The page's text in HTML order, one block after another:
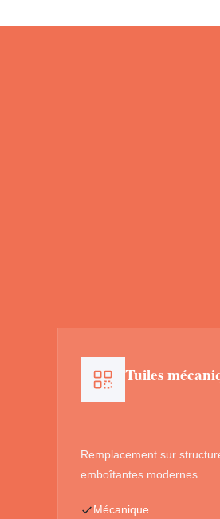
Tuiles
Remplacement sur
emboîtantes modernes.
Mécanique